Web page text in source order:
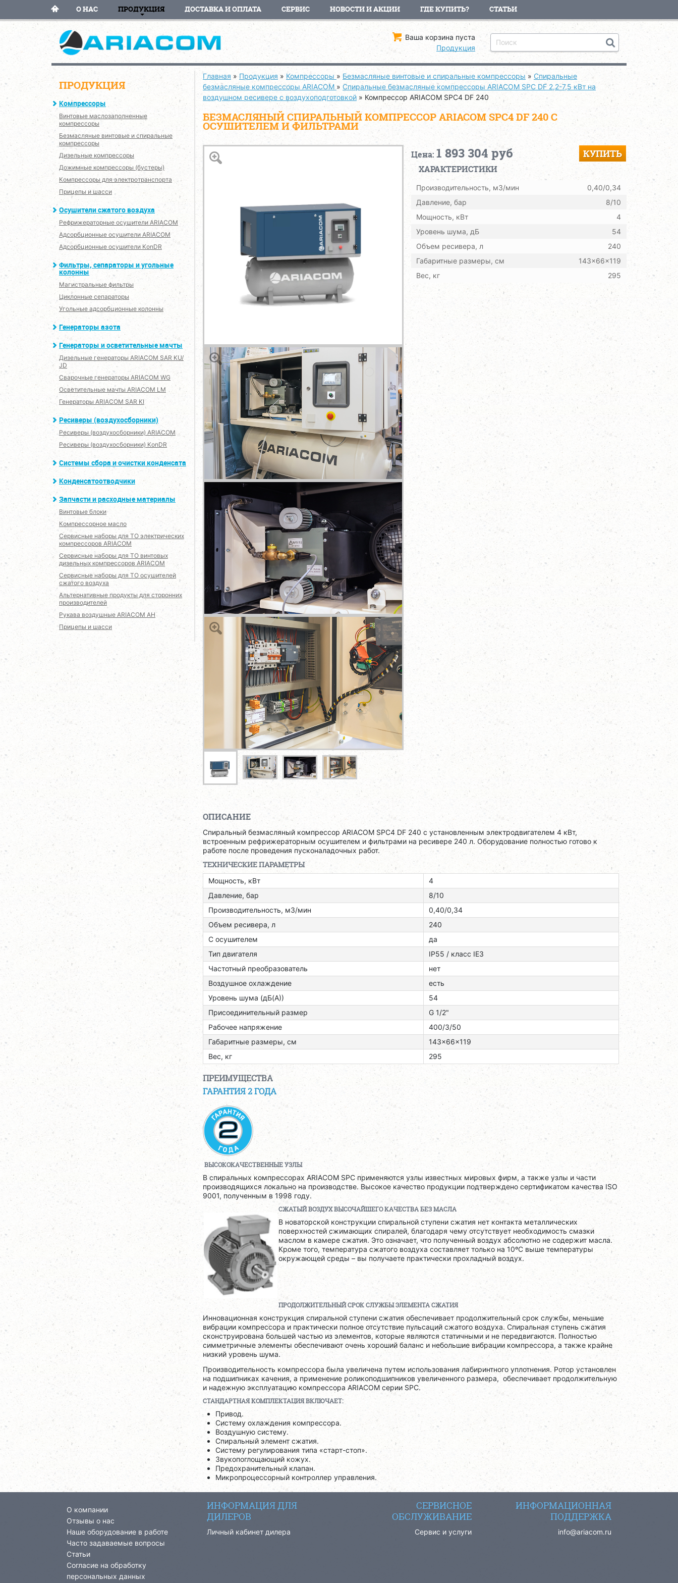
О НАС ПРОДУКЦИЯ ДОСТАВКА И ОПЛАТА СЕРВИС НОВОСТИ И АКЦИИ ГДЕ КУПИТЬ? СТАТЬИ
Ваша корзина пуста
Продукция
ПРОДУКЦИЯ
Компрессоры
Винтовые маслозаполненные
компрессоры
Безмасляные винтовые и спиральные
компрессоры
Дизельные компрессоры
Дожимные компрессоры (бустеры)
Компрессоры для электротранспорта
Прицепы и шасси
Осушители сжатого воздуха
Рефрижераторные осушители ARIACOM
Адсорбционные осушители ARIACOM
Адсорбционные осушители KonDR
Фильтры, сепараторы и угольные
колонны
Магистральные фильтры
Циклонные сепараторы
Угольные адсорбционные колонны
Генераторы азота
Генераторы и осветительные мачты
Дизельные генераторы ARIACOM SAR KU/
JD
Сварочные генераторы ARIACOM WG
Осветительные мачты ARIACOM LM
Генераторы ARIACOM SAR KI
Ресиверы (воздухосборники)
Ресиверы (воздухосборники) ARIACOM
Ресиверы (воздухосборники) KonDR
Системы сбора и очистки конденсата
Конденсатоотводчики
Запчасти и расходные материалы
Винтовые блоки
Компрессорное масло
Сервисные наборы для ТО электрических
компрессоров ARIACOM
Сервисные наборы для ТО винтовых
дизельных компрессоров ARIACOM
Сервисные наборы для ТО осушителей
сжатого воздуха
Альтернативные продукты для сторонних
производителей
Рукава воздушные ARIACOM AH
Прицепы и шасси
Главная » Продукция » Компрессоры » Безмасляные винтовые и спиральные компрессоры» Спиральные
безмасляные компрессоры ARIACOM » Спиральные безмасляные компрессоры ARIACOM SPC DF 2,2-7,5 кВт на
воздушном ресивере с воздухоподготовкой » Компрессор ARIACOM SPC4 DF 240
БЕЗМАСЛЯНЫЙ СПИРАЛЬНЫЙ КОМПРЕССОР ARIACOM SPC4 DF 240 С
ОСУШИТЕЛЕМ И ФИЛЬТРАМИ
Цена: 1 893 304 руб КУПИТЬ
ХАРАКТЕРИСТИКИ
Производительность, м3/мин
0,40/0,34
Давление, бар
8/10
Мощность, кВт
4
Уровень шума, дБ
54
Объем ресивера, л
240
Габаритные размеры, см
143x66x119
Вес, кг
295
ОПИСАНИЕ
Спиральный безмасляный компрессор ARIACOM SPC4 DF 240 с установленным электродвигателем 4 кВт,
встроенным рефрижераторным осушителем и фильтрами на ресивере 240 л. Оборудование полностью готово к
работе после проведения пусконаладочных работ.
ТЕХНИЧЕСКИЕ ПАРАМЕТРЫ
Мощность, кВт
4
Давление, бар
8/10
Производительность, м3/мин
0,40/0,34
Объем ресивера, л
240
С осушителем
да
Тип двигателя
ІР55 / класс ІЕЗ
Частотный преобразователь
нет
Воздушное охлаждение
есть
Уровень шума (дБ(А))
54
Присоединительный размер
G 1/2"
Рабочее напряжение
400/3/50
Габаритные размеры, см
143x66x119
Вес, кг
295
ПРЕИМУЩЕСТВА
ГАРАНТИЯ 2 ГОДА
ВЫСОКОКАЧЕСТВЕННЫЕ УЗЛЫ
В спиральных компрессорах ARIACOM SPC применяются узлы известных мировых фирм, а также узлы и части
производящихся локально на производстве. Высокое качество продукции подтверждено сертификатом качества ISO
9001, полученным в 1998 году.
СЖАТЫЙ ВОЗДУХ ВЫСОЧАЙШЕГО КАЧЕСТВА БЕЗ МАСЛА
В новаторской конструкции спиральной ступени сжатия нет контакта металлических
поверхностей сжимающих спиралей, благодаря чему отсутствует необходимость смазки
маслом в камере сжатия. Это означает, что полученный воздух абсолютно не содержит масла.
Кроме того, температура сжатого воздуха составляет только на 10ºС выше температуры
окружающей среды – вы получаете практически прохладный воздух.
ПРОДОЛЖИТЕЛЬНЫЙ СРОК СЛУЖБЫ ЭЛЕМЕНТА СЖАТИЯ
Инновационная конструкция спиральной ступени сжатия обеспечивает продолжительный срок службы, меньшие
вибрации компрессора и практически полное отсутствие пульсаций сжатого воздуха. Спиральная ступень сжатия
сконструирована большей частью из элементов, которые являются статичными и не передвигаются. Полностью
симметричные элементы обеспечивают очень хороший баланс и небольшие вибрации компрессора, а также крайне
низкий уровень шума.
Производительность компрессора была увеличена путем использования лабиринтного уплотнения. Ротор установлен
на подшипниках качения, а применение роликоподшипников увеличенного размера, обеспечивает продолжительную
и надежную эксплуатацию компрессора ARIACOM серии SPC.
СТАНДАРТНАЯ КОМПЛЕКТАЦИЯ ВКЛЮЧАЕТ:
Привод.
Систему охлаждения компрессора.
Воздушную систему.
Спиральный элемент сжатия.
Систему регулирования типа «старт-стоп».
Звукопоглощающий кожух.
Предохранительный клапан.
Микропроцессорный контроллер управления.
О компании
Отзывы о нас
Наше оборудование в работе
Часто задаваемые вопросы
Статьи
Согласие на обработку
персональных данных
ИНФОРМАЦИЯ ДЛЯ
ДИЛЕРОВ
Личный кабинет дилера
СЕРВИСНОЕ
ОБСЛУЖИВАНИЕ
Сервис и услуги
ИНФОРМАЦИОННАЯ
ПОДДЕРЖКА
info@ariacom.ru